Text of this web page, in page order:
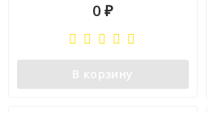
0₽
В корзину